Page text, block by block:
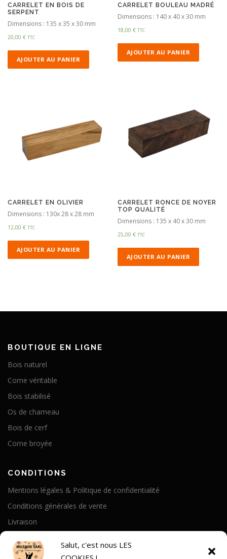
Salut, c'est nous LES
CARRELET EN BOIS DE
SERPENT
Dimensions : 135 x 35 x 30 mm
20,00 € TTC
AJOUTER AU PANIER
CARRELET BOULEAU MADRÉ
Dimensions : 140 x 40 x 30 mm
18,00€ TTC
AJOUTER AU PANIER
CARRELET EN OLIVIER
Dimensions : 130x 28 x 28 mm
12,00 € TTC
AJOUTER AU PANIER
CARRELET RONCE DE NOYER
TOP QUALITÉ
Dimensions : 135 x 40 x 30 mm
25,00€ TTC
AJOUTER AU PANIER
BOUTIQUE EN LIGNE
Bois naturel
Corne véritable
Bois stabilisé
Os de chameau
Bois de cerf
Corne broyée
CONDITIONS
Mentions légales & Politique de confidentialité
Conditions générales de vente
Livraison